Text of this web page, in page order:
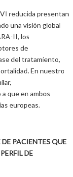
reducida presentan
una visión global
II, los
de
del tratamiento,
En nuestro
que en ambos
europeas.
PACIENTES QUE
DE